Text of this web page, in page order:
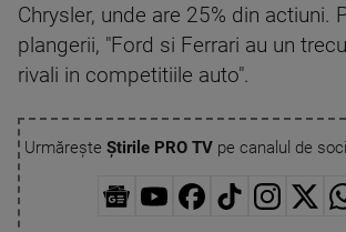
Chrysler, unde are 25% din actiuni.
plangerii, "Ford si Ferrari au un
rivali in competitiile auto".
Urmărește Știrile PRO TVpe canalul de